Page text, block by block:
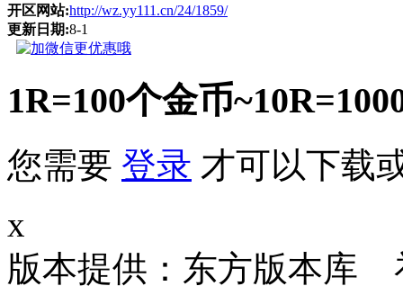
开区网站:http://wz.yy111.cn/24/1859/
更新日期:8-1
1R=100个金币
您需要 登录 才可以下载
x
版本提供：东方版本